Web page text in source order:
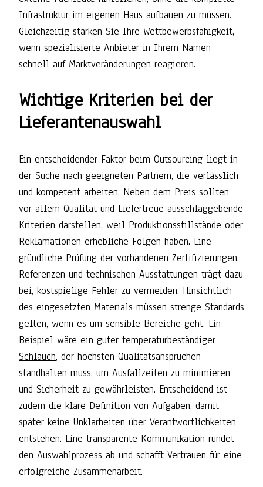
Infrastruktur im eigenen Haus aufbauen zu müssen.
Gleichzeitig stärken Sie Ihre Wettbewerbsfähigkeit,
wenn spezialisierte Anbieter in Ihrem Namen
schnell auf Marktveränderungen reagieren.
Wichtige Kriterien bei der
Lieferantenauswahl
Ein entscheidender Faktor beim Outsourcing liegt in
der Suche nach geeigneten Partnern, die verlässlich
und kompetent arbeiten. Neben dem Preis sollten
vor allem Qualität und Liefertreue ausschlaggebende
Kriterien darstellen, weil Produktionsstillstände oder
Reklamationen erhebliche Folgen haben. Eine
gründliche Prüfung der vorhandenen Zertifizierungen,
Referenzen und technischen Ausstattungen trägt dazu
bei, kostspielige Fehler zu vermeiden. Hinsichtlich
des eingesetzten Materials müssen strenge Standards
gelten, wenn es um sensible Bereiche geht. Ein
Beispiel wäre ein guter temperaturbeständiger
Schlauch, der höchsten Qualitätsansprüchen
standhalten muss, um Ausfallzeiten zu minimieren
und Sicherheit zu gewährleisten. Entscheidend ist
zudem die klare Definition von Aufgaben, damit
später keine Unklarheiten über Verantwortlichkeiten
entstehen. Eine transparente Kommunikation rundet
den Auswahlprozess ab und schafft Vertrauen für eine
erfolgreiche Zusammenarbeit.